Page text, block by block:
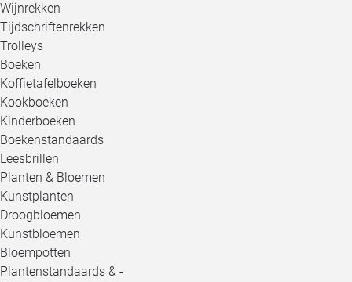
Wijnrekken
Tijdschriftenrekken
Trolleys
Boeken
Koffietafelboeken
Kookboeken
Kinderboeken
Boekenstandaards
Leesbrillen
Planten & Bloemen
Kunstplanten
Droogbloemen
Kunstbloemen
Bloempotten
Plantenstandaards & -